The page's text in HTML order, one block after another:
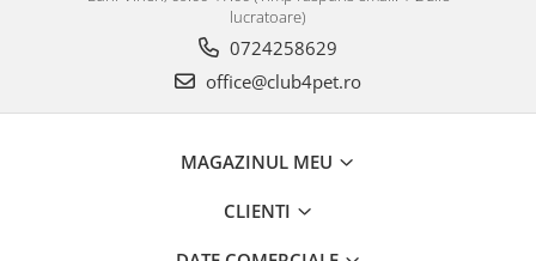
lucratoare)
0724258629
office@club4pet.ro
MAGAZINUL MEU
CLIENTI